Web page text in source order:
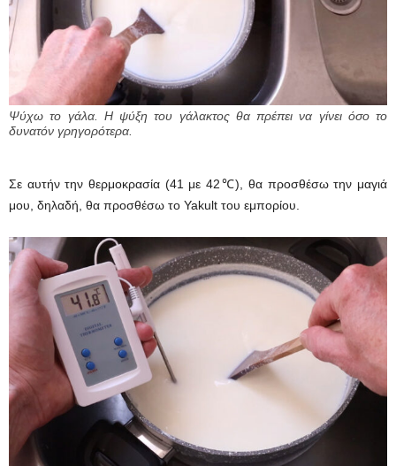
Ψύχω το γάλα. Η ψύξη του γάλακτος θα πρέπει να γίνει όσο το
δυνατόν γρηγορότερα.
Σε αυτήν την θερμοκρασία (41 με 42℃), θα προσθέσω την μαγιά
μου, δηλαδή, θα προσθέσω το Yakult του εμπορίου.